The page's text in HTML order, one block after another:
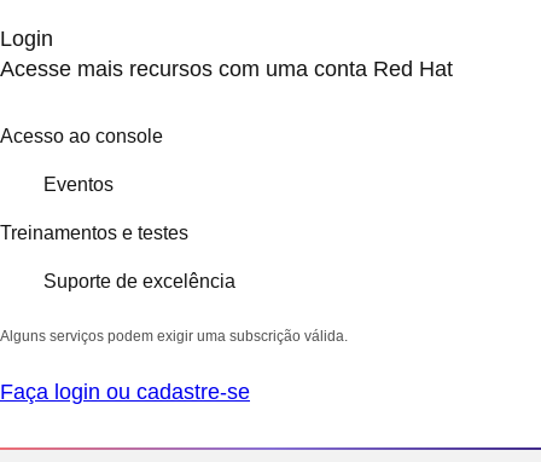
Login
Acesse mais recursos com uma conta Red Hat
Acesso ao console
Eventos
Treinamentos e testes
Suporte de excelência
Alguns serviços podem exigir uma subscrição válida.
Faça login ou cadastre-se